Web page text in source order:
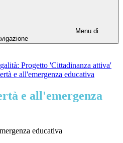
Menu di
Progetto 'Cittadinanza attiva'
e all'emergenza educativa
e all'emergenza